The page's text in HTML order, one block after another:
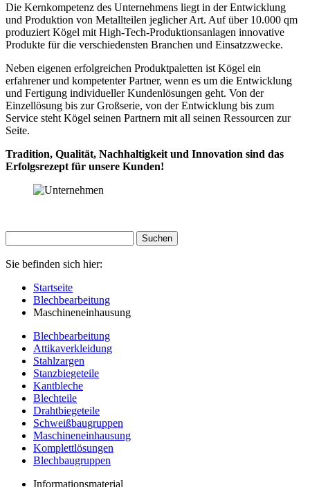
Die Kernkompetenz des Unternehmens liegt in der Entwicklung
und Produktion von Metallteilen jeglicher Art. Auf über 10.000 qm
produziert Kögel mit High-Tech-Produktionsanlagen innovative
Produkte für die verschiedensten Branchen und Einsatzzwecke.
Neben eigenen erfolgreichen Produktpaletten ist Kögel ein
erfahrener und kompetenter Partner, wenn es um die Entwicklung
und Fertigung individueller Kundenlösungen geht. Von der
Einzellösung bis zur Großserie, von der Entwicklung bis zum
Service steht Kögel seinen Partnern mit all seinen Ressourcen zur
Seite.
Tradition, Qualität, Nachhaltigkeit und Innovation sind das
Erfolgsrezept für unsere Kunden!
Sie befinden sich hier:
Startseite
Blechbearbeitung
Maschineneinhausung
Blechbearbeitung
Attikaverkleidung
Stahlzargen
Stanzbiegeteile
Kantbleche
Blechteile
Drahtbiegeteile
Schweißbaugruppen
Maschineneinhausung
Komplettlösungen
Blechbaugruppen
Informationsmaterial